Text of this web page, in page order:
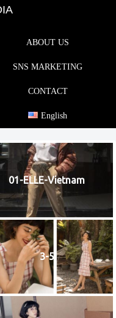
ABOUT US
SNS MARKETING
CONTACT
English
01-ELLE-Vietnam
3-5